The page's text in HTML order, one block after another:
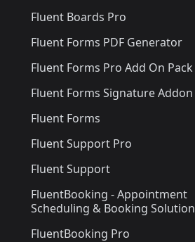
Fluent Boards Pro
Fluent Forms PDF Generator
Fluent Forms Pro Add On Pack
Fluent Forms Signature Addon
Fluent Forms
Fluent Support Pro
Fluent Support
FluentBooking - Appointment
Scheduling & Booking Solution
FluentBooking Pro